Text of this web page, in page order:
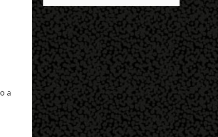
a
entrar no exército’… Essas coisas me fizeram
entrar no exército. Eu disse; ‘vou mostrar
par...
destaques é seu status de relacionamento
amoroso. Em maio deste ano, Mbappé foi
visto pela primeira vez ao lado de Inès Rau .
A modelo trans, então, passou a ser
apontada como namorada do atleta. No
entanto, os dois nunca confirmaram que a
relação existe. Quem é Inès Rau? Inès Rau é
uma modelo de descendência argelina
nascida em Paris, França. Ela ficou famosa
ao se tornar a primeira playmate trans da
Playboy , em novembro de 2017. Ela realizou